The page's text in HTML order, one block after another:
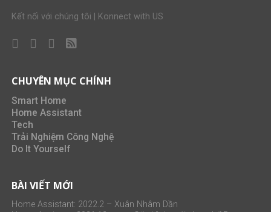
Kết nối với chúng tôi | Konnect with US
CHUYÊN MỤC CHÍNH
Smart Home
Home Assistant
Tech
Trải Nghiệm Công Nghệ
Do It Yourself
BÀI VIẾT MỚI
Home Assistant: 2022.2 – Xuân Nhâm Dần